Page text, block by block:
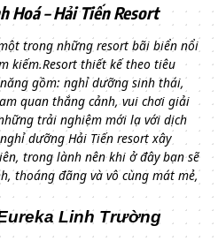
Hoá – Hải Tiến Resort
trong những resort bãi biển nổi
kiếm.Resort thiết kế theo tiêu
gồm: nghỉ dưỡng sinh thái,
quan thắng cảnh, vui chơi giải
trải nghiệm mới lạ với dịch
dưỡng Hải Tiến resort xây
trong lành nên khi ở đây bạn sẽ
thoáng đãng và vô cùng mát mẻ,
Linh Trường